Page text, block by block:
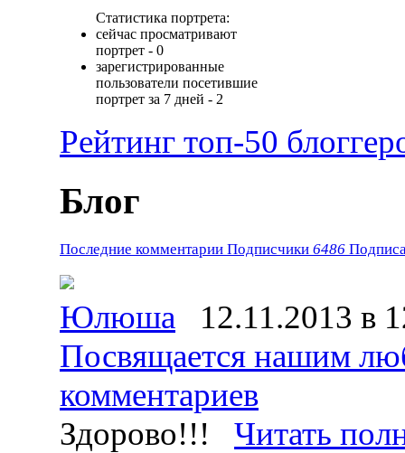
Статистика портрета:
сейчас просматривают
портрет - 0
зарегистрированные
пользователи посетившие
портрет за 7 дней - 2
Рейтинг топ-50
Блог
Последние комментарии Подписчики 6486
Юлюша
12.11.2013 в
Посвящается нашим
комментариев
Здорово!!! Читать